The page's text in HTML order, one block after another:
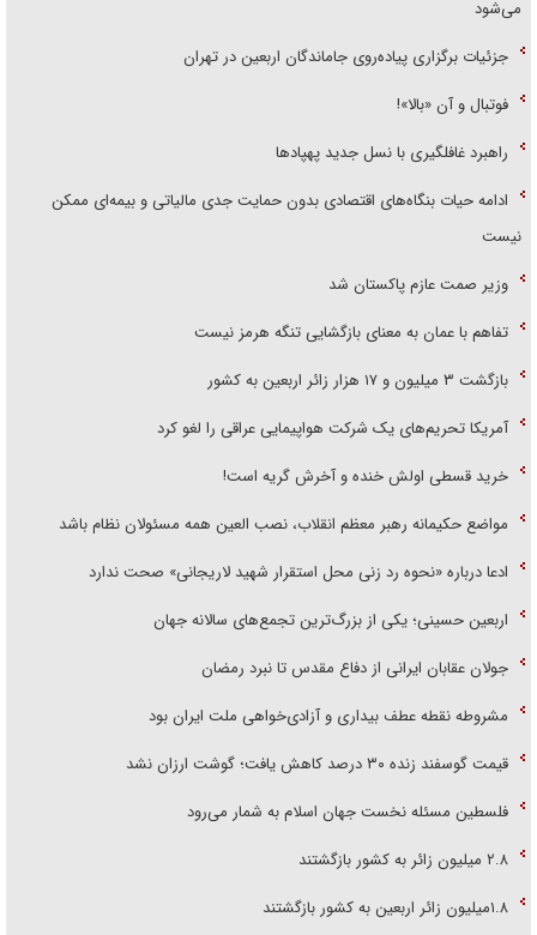
می‌شود
جزئیات برگزاری پیاده‌روی جاماندگان اربعین در تهران
فوتبال و آن «بالا»!
راهبرد غافلگیری با نسل جدید پهپاد‌ها
ادامه حیات بنگاه‌های اقتصادی بدون حمایت جدی مالیاتی و بیمه‌ای ممکن
نیست
وزیر صمت عازم پاکستان شد
تفاهم با عمان به معنای بازگشایی تنگه هرمز نیست
بازگشت ۳ میلیون و ۱۷ هزار زائر اربعین به کشور
آمریکا تحریم‌های یک شرکت هواپیمایی عراقی را لغو کرد
خرید قسطی اولش خنده و آخرش گریه است!
مواضع حکیمانه رهبر معظم انقلاب، نصب العین همه مسئولان نظام باشد
ادعا درباره «نحوه رد زنی محل استقرار شهید لاریجانی» صحت ندارد
اربعین حسینی؛ یکی از بزرگ‌ترین تجمع‌های سالانه جهان
جولان عقابان ایرانی از دفاع مقدس تا نبرد رمضان
مشروطه نقطه عطف بیداری و آزادی‌خواهی ملت ایران بود
قیمت گوسفند زنده ۳۰ درصد کاهش یافت؛ گوشت ارزان نشد
فلسطین مسئله نخست جهان اسلام به شمار می‌رود
۲.۸ میلیون زائر به کشور بازگشتند
۱.۸میلیون زائر اربعین به کشور بازگشتند